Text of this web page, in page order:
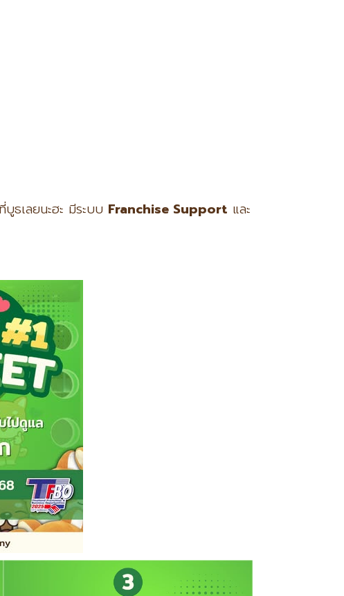
ธเลยนะฮะ มีระบบ Franchise Support และ